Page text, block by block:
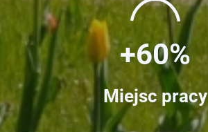
+60%
Miejsc pracy